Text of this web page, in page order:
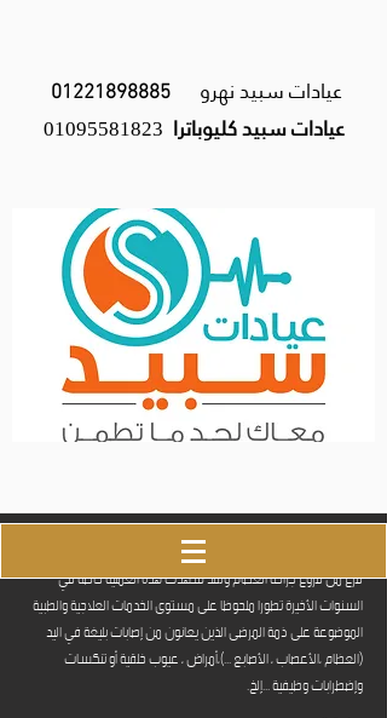
01221898885 عيادات سبيد نهرو
01095581823 عيادات سبيد كليوباترا
تنتمي جراحة اليد إلى تخصص طب العظام وعلى المستوى الجراحي هي
فرع من فروع جراحة العظام ولقد شهدت هذه العمليَة خاصَة في
السَنوات الأخيرة تطوَرا ملحوظا على مستوى الخدمات العلاجيَة والطبيَة
الموضوعة على ذمَة المرضى الذين يعانون من إصابات بليغة في اليد
(العظام ،الأعصاب ، الأصابع ...)،أمراض ، عيوب خلقيَة أو تنكَسات
وإضطرابات وظيفيَة ...إلخ.